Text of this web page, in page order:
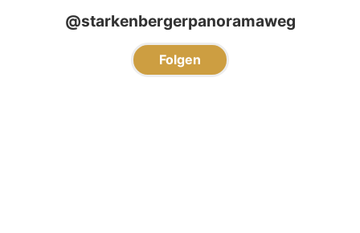
@starkenbergerpanoramaweg
Folgen